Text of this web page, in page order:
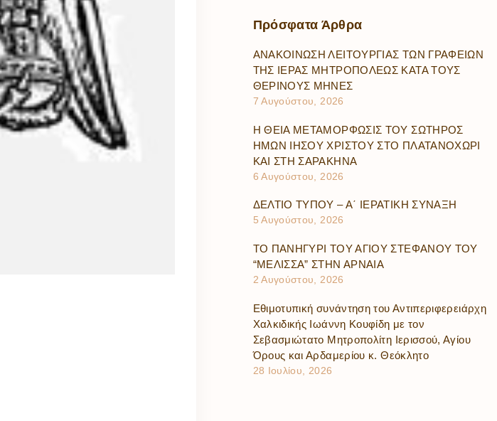
Πρόσφατα Άρθρα
ΑΝΑΚΟΙΝΩΣΗ ΛΕΙΤΟΥΡΓΙΑΣ ΤΩΝ ΓΡΑΦΕΙΩΝ
ΤΗΣ ΙΕΡΑΣ ΜΗΤΡΟΠΟΛΕΩΣ ΚΑΤΑ ΤΟΥΣ
ΘΕΡΙΝΟΥΣ ΜΗΝΕΣ
7 Αυγούστου, 2026
Η ΘΕΙΑ ΜΕΤΑΜΟΡΦΩΣΙΣ ΤΟΥ ΣΩΤΗΡΟΣ
ΗΜΩΝ ΙΗΣΟΥ ΧΡΙΣΤΟΥ ΣΤΟ ΠΛΑΤΑΝΟΧΩΡΙ
ΚΑΙ ΣΤΗ ΣΑΡΑΚΗΝΑ
6 Αυγούστου, 2026
ΔΕΛΤΙΟ ΤΥΠΟΥ – Α΄ ΙΕΡΑΤΙΚΗ ΣΥΝΑΞΗ
5 Αυγούστου, 2026
ΤΟ ΠΑΝΗΓΥΡΙ ΤΟΥ ΑΓΙΟΥ ΣΤΕΦΑΝΟΥ ΤΟΥ
“ΜΕΛΙΣΣΑ” ΣΤΗΝ ΑΡΝΑΙΑ
2 Αυγούστου, 2026
Εθιμοτυπική συνάντηση του Αντιπεριφερειάρχη
Χαλκιδικής Ιωάννη Κουφίδη με τον
Σεβασμιώτατο Μητροπολίτη Ιερισσού, Αγίου
Όρους και Αρδαμερίου κ. Θεόκλητο
28 Ιουλίου, 2026